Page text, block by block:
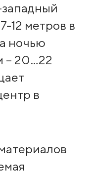
12 метров в
ночью
– 20…22
в